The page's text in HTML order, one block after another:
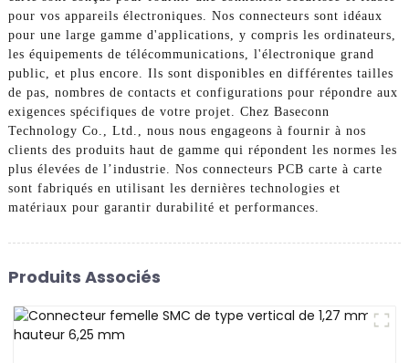
pour vos appareils électroniques. Nos connecteurs sont idéaux
pour une large gamme d'applications, y compris les ordinateurs,
les équipements de télécommunications, l'électronique grand
public, et plus encore. Ils sont disponibles en différentes tailles
de pas, nombres de contacts et configurations pour répondre aux
exigences spécifiques de votre projet. Chez Baseconn
Technology Co., Ltd., nous nous engageons à fournir à nos
clients des produits haut de gamme qui répondent les normes les
plus élevées de l’industrie. Nos connecteurs PCB carte à carte
sont fabriqués en utilisant les dernières technologies et
matériaux pour garantir durabilité et performances.
Produits Associés